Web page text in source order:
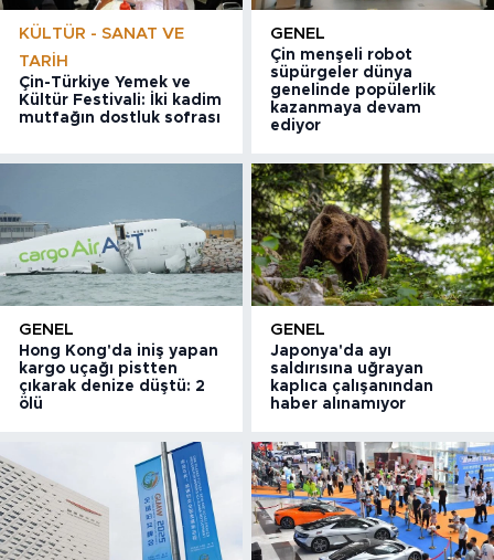
KÜLTÜR - SANAT VE
TARIH
Çin-Türkiye Yemek ve
Kültür Festivali: İki kadim
mutfağın dostluk sofrası
GENEL
Çin menşeli robot
süpürgeler dünya
genelinde popülerlik
kazanmaya devam
ediyor
GENEL
Hong Kong'da iniş yapan
kargo uçağı pistten
çıkarak denize düştü: 2
ölü
GENEL
Japonya'da ayı
saldırısına uğrayan
kaplıca çalışanından
haber alınamıyor